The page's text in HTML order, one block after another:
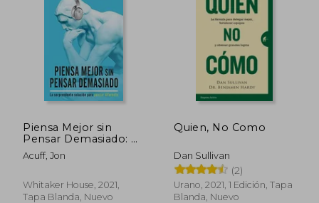
$ 25.50
Piensa Mejor sin
Pensar Demasiado: La
Sorprendente
Solución Para Pensar
Language Edition,
Soundtracks
Acuff, Jon
Whitaker House, 2021,
Tapa Blanda, Nuevo
Quien, No Como
Dan Sullivan
(2)
Urano, 2021, 1 Edición, Tapa
Blanda, Nuevo